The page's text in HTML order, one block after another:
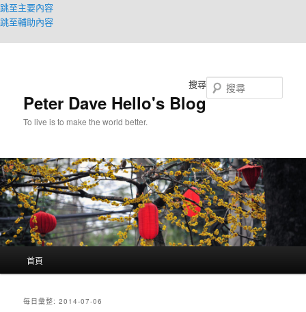
跳至主要內容
跳至輔助內容
Peter Dave Hello's Blog
To live is to make the world better.
搜尋
首頁
每日彙整:2014-07-06